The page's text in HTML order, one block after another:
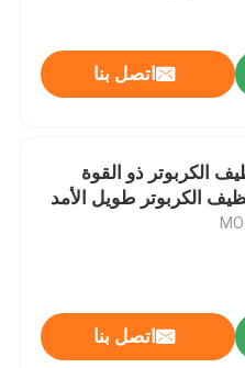
اتصل بنا
الكربوتر ذو القوة
الكربوتر طويل الأمد
اتصل بنا